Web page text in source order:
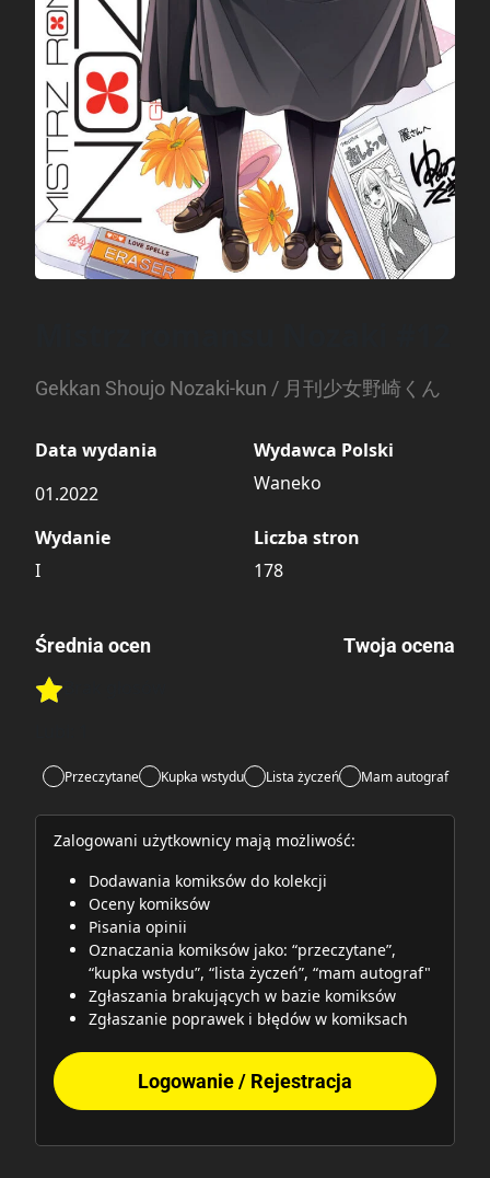
Gekkan Shoujo Nozaki-kun / 月刊少女野崎くん
Data wydania
01.2022
Wydawca Polski
Waneko
Wydanie
I
Liczba stron
178
Średnia ocen
Rate this item:
Twoja ocena
Przeczytane Kupka wstydu Lista życzeń Mam autograf
Zalogowani użytkownicy mają możliwość:
Dodawania komiksów do kolekcji
Oceny komiksów
Pisania opinii
Oznaczania komiksów jako: “przeczytane”,
“kupka wstydu”, “lista życzeń”, “mam autograf"
Zgłaszania brakujących w bazie komiksów
Zgłaszanie poprawek i błędów w komiksach
Logowanie / Rejestracja